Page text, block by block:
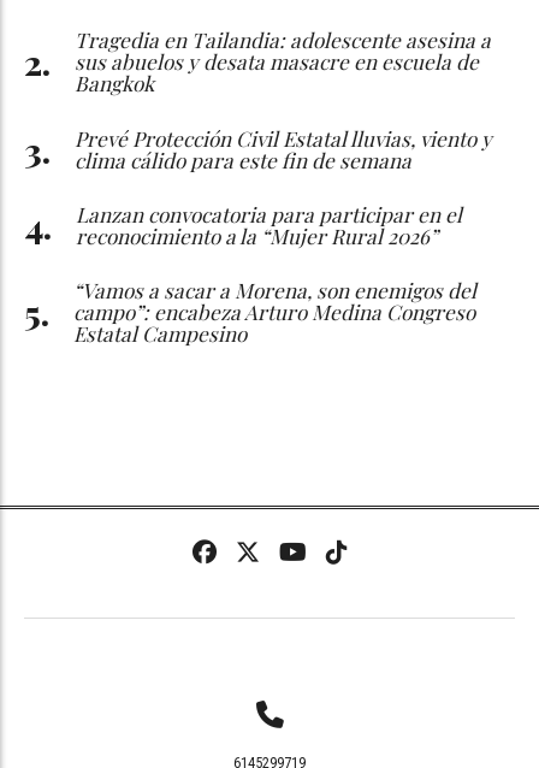
Tragedia en Tailandia: adolescente asesina a
sus abuelos y desata masacre en escuela de
Bangkok
Prevé Protección Civil Estatal lluvias, viento y
clima cálido para este fin de semana
Lanzan convocatoria para participar en el
reconocimiento a la “Mujer Rural 2026”
“Vamos a sacar a Morena, son enemigos del
campo”: encabeza Arturo Medina Congreso
Estatal Campesino
6145299719